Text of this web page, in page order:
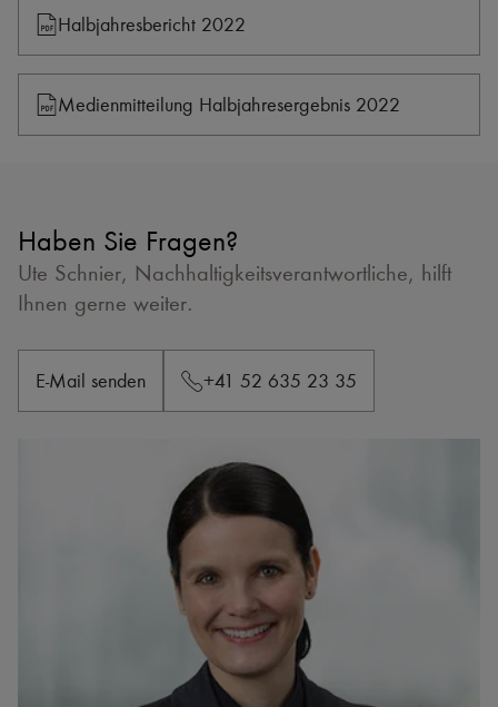
Halbjahresbericht 2022
Medienmitteilung Halbjahresergebnis 2022
Haben Sie Fragen?
Ute Schnier, Nachhaltigkeitsverantwortliche, hilft
Ihnen gerne weiter.
E-Mail senden +41 52 635 23 35